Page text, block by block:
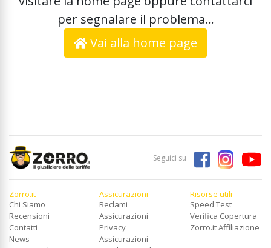
per segnalare il problema...
Vai alla home page
Seguici su
Zorro.it
Chi Siamo
Recensioni
Contatti
News
Assicurazioni
Reclami
Assicurazioni
Privacy
Assicurazioni
Risorse utili
Speed Test
Verifica Copertura
Zorro.it Affiliazione